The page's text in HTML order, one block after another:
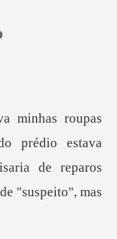
0
prédio estava
de reparos